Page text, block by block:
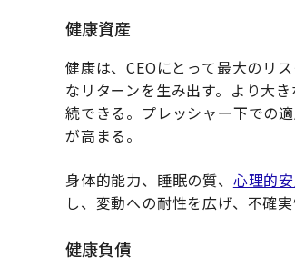
健康資産
健康は、CEOにとって最大のリ
なリターンを生み出す。より大
続できる。プレッシャー下での
が高まる。
身体的能力、睡眠の質、 心理的
し、変動への耐性を広げ、不確
健康負債